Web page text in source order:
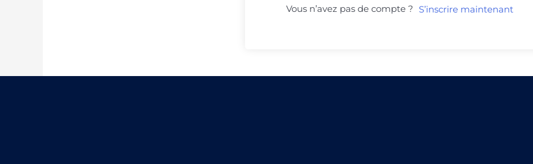
Vous n’avez pas de compte ? S’inscrire maintenant